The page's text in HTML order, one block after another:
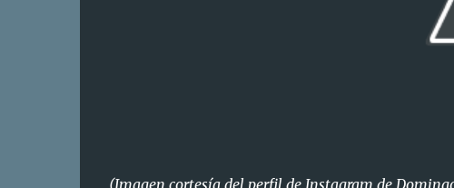
(Imagen cortesía del perfil de Instagram de